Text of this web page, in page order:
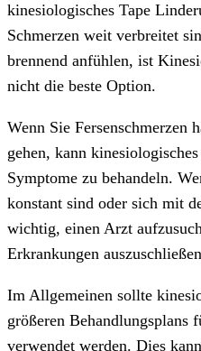
kinesiologisches Tape
Schmerzen weit verbreitet
brennend anfühlen, ist
nicht die beste Option.
Wenn Sie Fersenschmerzen
gehen, kann
Symptome zu behandeln.
konstant sind oder sich mit
wichtig, einen Arzt
Erkrankungen
Im Allgemeinen sollte
größeren Behandlungsplans
verwendet werden. Dies